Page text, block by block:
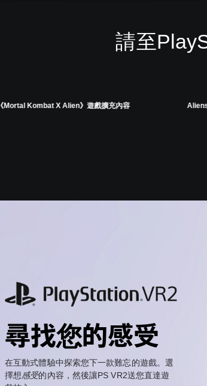
請至
《Mortal Kombat X Alien》遊戲擴充內容
尋找您的感受
在互動式體驗中探索您下一款難忘的遊戲。選
擇想感受的內容，然後讓PS VR2送您直達遊